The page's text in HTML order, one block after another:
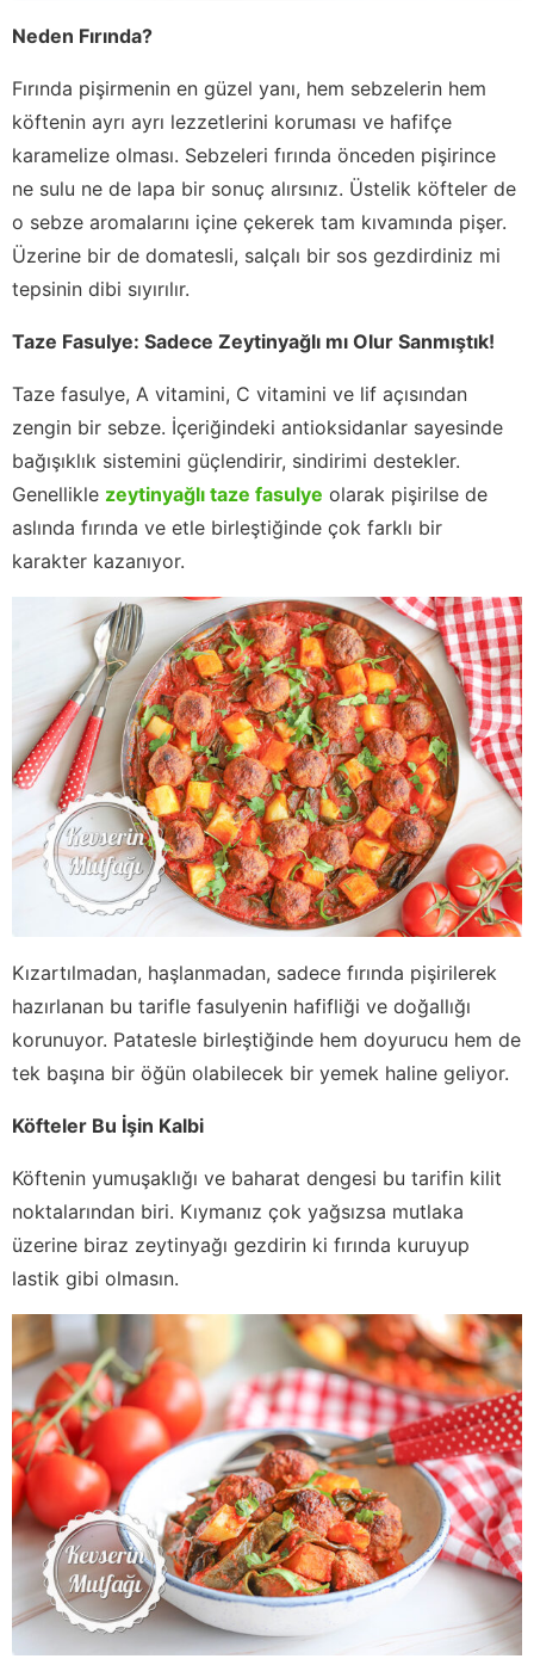
Neden Fırında?
Fırında pişirmenin en güzel yanı, hem sebzelerin hem
köftenin ayrı ayrı lezzetlerini koruması ve hafifçe
karamelize olması. Sebzeleri fırında önceden pişirince
ne sulu ne de lapa bir sonuç alırsınız. Üstelik köfteler de
o sebze aromalarını içine çekerek tam kıvamında pişer.
Üzerine bir de domatesli, salçalı bir sos gezdirdiniz mi
tepsinin dibi sıyırılır.
Taze Fasulye: Sadece Zeytinyağlı mı Olur Sanmıştık!
Taze fasulye, A vitamini, C vitamini ve lif açısından
zengin bir sebze. İçeriğindeki antioksidanlar sayesinde
bağışıklık sistemini güçlendirir, sindirimi destekler.
Genellikle zeytinyağlı taze fasulye olarak pişirilse de
aslında fırında ve etle birleştiğinde çok farklı bir
karakter kazanıyor.
Kızartılmadan, haşlanmadan, sadece fırında pişirilerek
hazırlanan bu tarifle fasulyenin hafifliği ve doğallığı
korunuyor. Patatesle birleştiğinde hem doyurucu hem de
tek başına bir öğün olabilecek bir yemek haline geliyor.
Köfteler Bu İşin Kalbi
Köftenin yumuşaklığı ve baharat dengesi bu tarifin kilit
noktalarından biri. Kıymanız çok yağsızsa mutlaka
üzerine biraz zeytinyağı gezdirin ki fırında kuruyup
lastik gibi olmasın.